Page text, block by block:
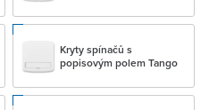
Kryty spínačů s
popisovým polem Tango